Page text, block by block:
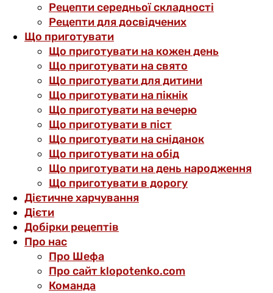
Рецепти середньої складності
Рецепти для досвідчених
Що приготувати
Що приготувати на кожен день
Що приготувати на свято
Що приготувати для дитини
Що приготувати на пікнік
Що приготувати на вечерю
Що приготувати в піст
Що приготувати на сніданок
Що приготувати на обід
Що приготувати на день народження
Що приготувати в дорогу
Дієтичне харчування
Дієти
Добірки рецептів
Про нас
Про Шефа
Про сайт klopotenko.com
Команда